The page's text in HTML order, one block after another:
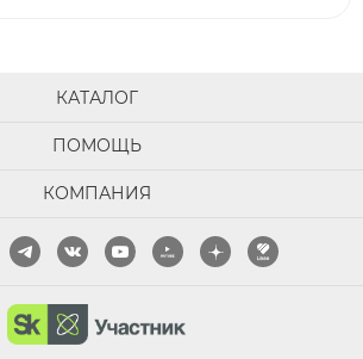
КАТАЛОГ
ПОМОЩЬ
КОМПАНИЯ